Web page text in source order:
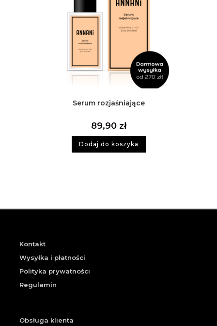
Serum rozjaśniające
89,90 zł
Dodaj do koszyka
Kontakt
Wysyłka i płatności
Polityka prywatności
Regulamin
Obsługa klienta